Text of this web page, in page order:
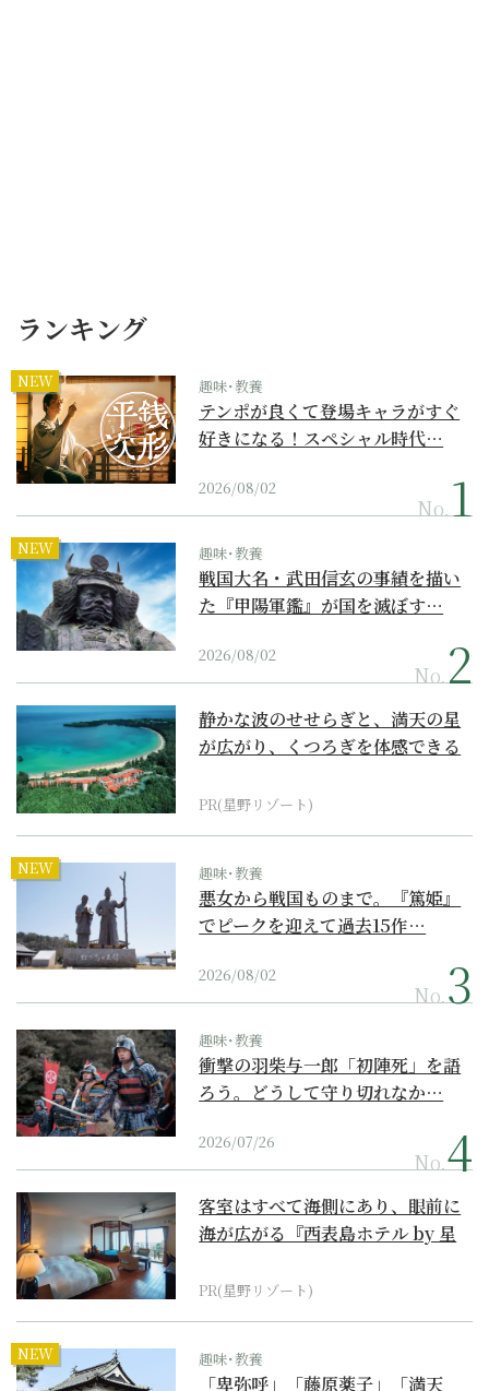
ランキング
NEW 趣味･教養
テンポが良くて登場キャラがすぐ
好きになる！スペシャル時代…
2026/08/02
No.
NEW 趣味･教養
戦国大名・武田信玄の事績を描い
た『甲陽軍鑑』が国を滅ぼす…
2026/08/02
No.
静かな波のせせらぎと、満天の星
が広がり、くつろぎを体感できる
PR(星野リゾート)
NEW 趣味･教養
悪女から戦国ものまで。『篤姫』
でピークを迎えて過去15作…
2026/08/02
No.
趣味･教養
衝撃の羽柴与一郎「初陣死」を語
ろう。どうして守り切れなか…
2026/07/26
No.
客室はすべて海側にあり、眼前に
海が広がる『西表島ホテル by 星
PR(星野リゾート)
NEW 趣味･教養
「卑弥呼」「藤原薬子」「満天